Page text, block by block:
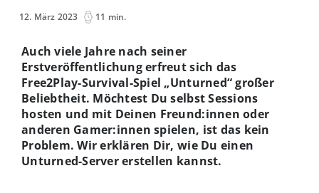
12. März 2023 11 min.
Auch viele Jahre nach seiner
Erstveröffentlichung erfreut sich das
Free2Play-Survival-Spiel „Unturned“ großer
Beliebtheit. Möchtest Du selbst Sessions
hosten und mit Deinen Freund:innen oder
anderen Gamer:innen spielen, ist das kein
Problem. Wir erklären Dir, wie Du einen
Unturned-Server erstellen kannst.